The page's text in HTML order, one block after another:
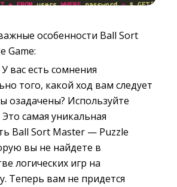
особенности Ball Sort
Game:
вас есть сомнения
того, какой ход вам следует
озадачены? Используйте
Это самая уникальная
Ball Sort Master — Puzzle
вы не найдете в
логических игр на
Теперь вам не придется